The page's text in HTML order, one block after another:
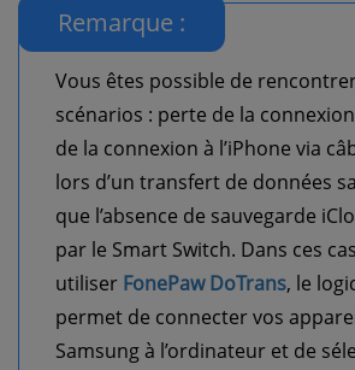
Remarque :
Vous êtes possible de
scénarios : perte de la
de la connexion à l’iPhone via
lors d’un transfert de données
que l’absence de sauvegarde
par le Smart Switch. Dans ces
utiliser FonePaw DoTrans, le
permet de connecter vos
Samsung à l’ordinateur et de